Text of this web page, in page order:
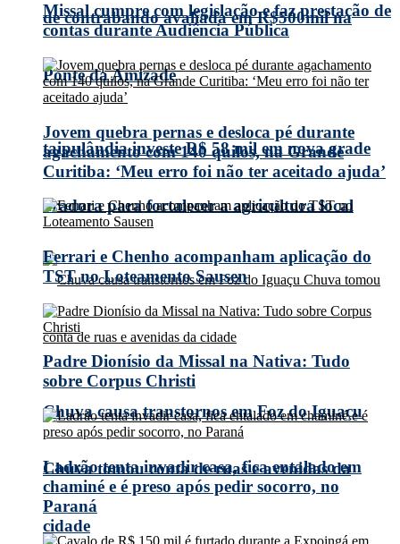
de contrabando avaliada em R$500mil na
Ponte da Amizade
taipulândia investe R$ 58 mil em nova grade
aradora para fortalecer a agricultura local
Chuva causa transtornos em Foz do Iguaçu
Chuva tomou conta de ruas e avenidas da
cidade
Missal cumpre com legislação e faz prestação de
contas durante Audiência Pública
Jovem quebra pernas e desloca pé durante
agachamento com 140 quilos, na Grande
Curitiba: ‘Meu erro foi não ter aceitado ajuda’
Ferrari e Chenho acompanham aplicação do
TST no Loteamento Sausen
Padre Dionísio da Missal na Nativa: Tudo
sobre Corpus Christi
Ladrão tenta invadir casa, fica entalado em
chaminé e é preso após pedir socorro, no
Paraná